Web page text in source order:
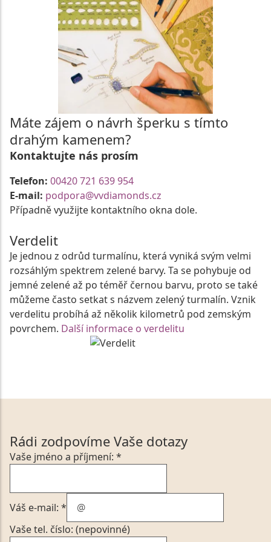
Máte zájem o návrh šperku s tímto
drahým kamenem?
Kontaktujte nás prosím
Telefon: 00420 721 639 954
E-mail: podpora@vvdiamonds.cz
Případně využijte kontaktního okna dole.
Verdelit
Je jednou z odrůd turmalínu, která vyniká svým velmi
rozsáhlým spektrem zelené barvy. Ta se pohybuje od
jemné zelené až po téměř černou barvu, proto se také
můžeme často setkat s názvem zelený turmalín. Vznik
verdelitu probíhá až několik kilometrů pod zemským
povrchem. Další informace o verdelitu
Rádi zodpovíme Vaše dotazy
Vaše jméno a příjmení: *
Váš e-mail: *
Vaše tel. číslo: (nepovinné)